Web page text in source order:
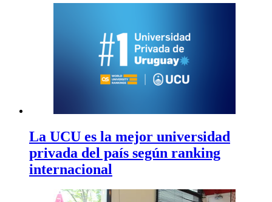
La UCU es la mejor universidad
privada del país según ranking
internacional